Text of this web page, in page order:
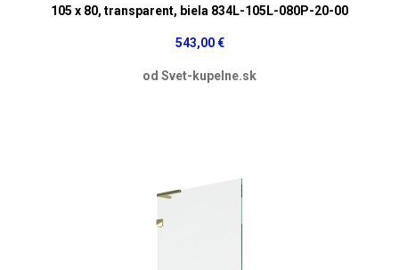
105 x 80, transparent, biela 834L-105L-080P-20-00
543,00 €
od Svet-kupelne.sk